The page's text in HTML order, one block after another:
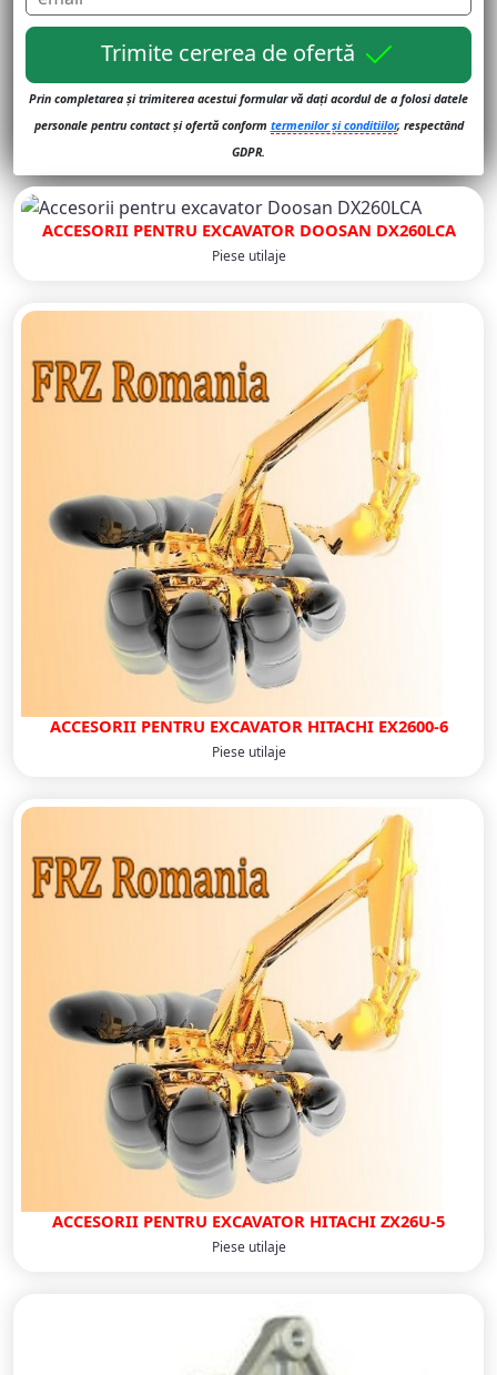
Trimite cererea de ofertă
Prin completarea și trimiterea acestui formular vă dați acordul de a folosi datele
personale pentru contact și ofertă conform termenilor și conditiilor, respectând
GDPR.
ACCESORII PENTRU EXCAVATOR DOOSAN DX260LCA
Piese utilaje
ACCESORII PENTRU EXCAVATOR HITACHI EX2600-6
Piese utilaje
ACCESORII PENTRU EXCAVATOR HITACHI ZX26U-5
Piese utilaje